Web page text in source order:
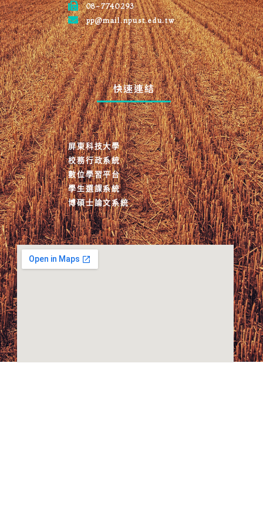
NPUST PM
08-7740293
pp@mail.npust.edu.tw
快速連結
屏東科技大學
校務行政系統
數位學習平台
學生選課系統
博碩士論文系統